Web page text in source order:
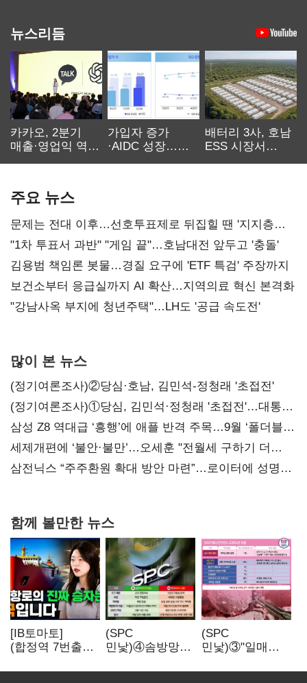
뉴스리듬
카카오, 2분기
매출·영업익 역대
가입자 증가
·AIDC 성장…
배터리 3사, 호남
ESS 시장서
주요 뉴스
문제는 전대 이후…선호투표제로 뒤집힐 땐 '지지층
불복'
"1차 투표서 과반" "게임 끝"…호남대전 앞두고 '충돌'
김용범 책임론 봇물…경질 요구에 'ETF 특검' 주장까지
보건소부터 응급실까지 AI 확산…지역의료 혁신 본격화
"강남사옥 부지에 청년주택"…LH도 '공급 속도전'
많이 본 뉴스
(정기여론조사)②당심·호남, 김민석-정청래 '초접전'
(정기여론조사)①당심, 김민석·정청래 '초접전'…대통령
지지도 '50% 아래로'(종합)
삼성 Z8 역대급 ‘흥행’에 애플 반격 주목…9월 ‘폴더블
대전’
세제개편에 ‘불안·불만’…오세훈 "전월세 구하기 더
힘들어질 것"
삼전닉스 “주주환원 확대 방안 마련”…로이터에 성명
함께 볼만한 뉴스
[IB토마토]
(합정역 7번출구)
K조선 뜬다
(SPC
민낯)④솜방망이
식품위생법 위반
(SPC
민낯)③"일매출
수익 제자리"…